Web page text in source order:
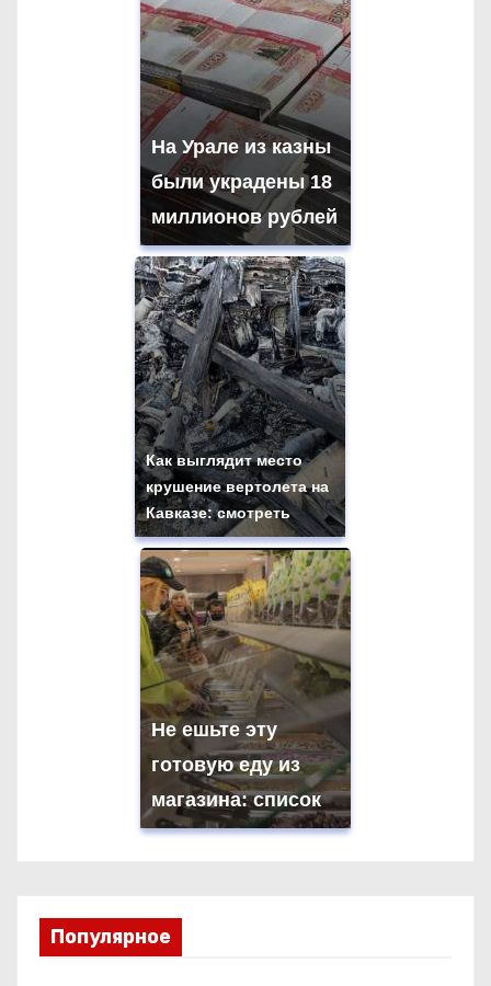
На Урале из казны
были украдены 18
миллионов рублей
Как выглядит место
крушение вертолета на
Кавказе: смотреть
Не ешьте эту
готовую еду из
магазина: список
Популярное